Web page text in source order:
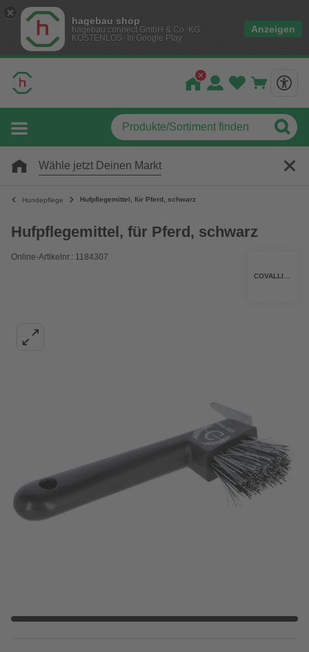
hagebau shop
hagebau connect GmbH & Co. KG
KOSTENLOS- In Google Play
Anzeigen
Wähle jetzt Deinen Markt
Hundepflege Hufpflegemittel, für Pferd, schwarz
Hufpflegemittel, für Pferd, schwarz
Online-Artikelnr.: 1184307